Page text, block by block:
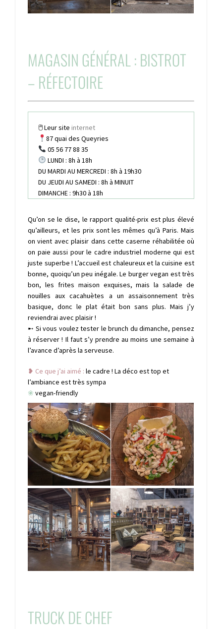
MAGASIN GÉNÉRAL : BISTROT
– RÉFECTOIRE
🖱 Leur site internet
87quai des Queyries
05 56 77 88 35
LUNDI : 8h à 18h
DU MARDI AU MERCREDI : 8h à 19h30
DU JEUDI AU SAMEDI : 8h à MINUIT
DIMANCHE : 9h30 à 18h
Qu’on se le dise, le rapport qualité-prix est plus élevé
qu’ailleurs, et les prix sont les mêmes qu’à Paris. Mais
on vient avec plaisir dans cette caserne réhabilitée où
on paie aussi pour le cadre industriel moderne qui est
juste superbe ! L’accueil est chaleureux et la cuisine est
bonne, quoiqu’un peu inégale. Le burger vegan est très
bon, les frites maison exquises, mais la salade de
nouilles aux cacahuètes a un assaisonnement très
basique, donc le plat était bon sans plus. Mais j’y
reviendrai avec plaisir !
➸ Si vous voulez tester le brunch du dimanche, pensez
à réserver ! Il faut s’y prendre au moins une semaine à
l’avance d’après la serveuse.
❥ Ce que j’ai aimé : le cadre ! La déco est top et
l’ambiance est très sympa
❀ vegan-friendly
TRUCK DE CHEF